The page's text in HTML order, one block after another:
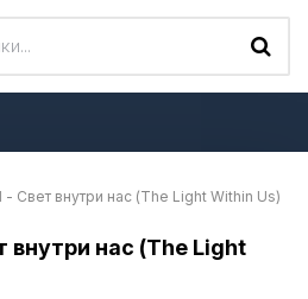
- Свет внутри нас (The Light Within Us)
внутри нас (The Light